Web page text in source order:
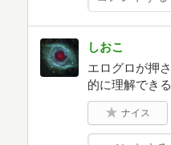
しおこ
エログロが押
的に理解でき
ナイス